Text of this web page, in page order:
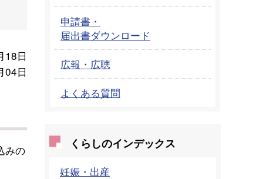
18日
04日
みの
申請書・
届出書ダウンロード
広報・広聴
よくある質問
くらしのインデックス
妊娠・出産